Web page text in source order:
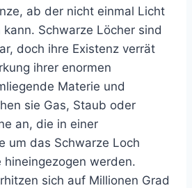
ab der nicht einmal Licht
Schwarze Löcher sind
doch ihre Existenz verrät
ihrer enormen
Materie und
sie Gas, Staub oder
an, die in einer
um das Schwarze Loch
hineingezogen werden.
sich auf Millionen Grad